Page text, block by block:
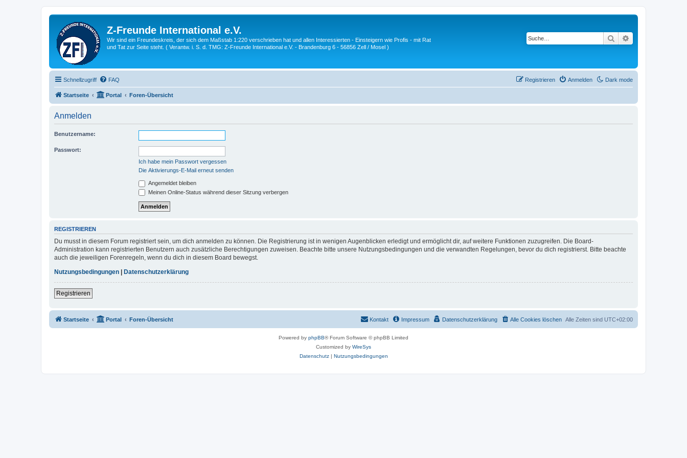
Z-Freunde International e.V.
Wir sind ein Freundeskreis, der sich dem Maßstab 1:220 verschrieben hat und allen Interessierten - Einsteigern wie Profis - mit Rat
und Tat zur Seite steht. ( Verantw. i. S. d. TMG: Z-Freunde International e.V. - Brandenburg 6 - 56856 Zell / Mosel )
Suche
Schnellzugriff Dark mode
FAQ Anmelden
Registrieren
Startseite Portal Foren-Übersicht
Anmelden
Benutzername:
Passwort:
Ich habe mein Passwort vergessen
Die Aktivierungs-E-Mail erneut senden
Angemeldet bleiben
Meinen Online-Status während dieser Sitzung verbergen
REGISTRIEREN
Du musst in diesem Forum registriert sein, um dich anmelden zu können. Die Registrierung ist in wenigen Augenblicken erledigt und ermöglicht dir, auf weitere Funktionen zuzugreifen. Die Board-
Administration kann registrierten Benutzern auch zusätzliche Berechtigungen zuweisen. Beachte bitte unsere Nutzungsbedingungen und die verwandten Regelungen, bevor du dich registrierst. Bitte beachte
auch die jeweiligen Forenregeln, wenn du dich in diesem Board bewegst.
Nutzungsbedingungen | Datenschutzerklärung
Registrieren
Startseite Portal Foren-Übersicht Alle Zeiten sind UTC+02:00
Alle Cookies löschen
Datenschutzerklärung
Impressum
Kontakt
Powered by phpBB® Forum Software © phpBB Limited
Customized by WireSys
Datenschutz| Nutzungsbedingungen